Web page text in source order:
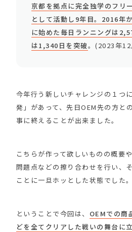
京都を拠点に完全独学のフリ
として活動し9年目。2016年
に始めた毎日ランニングは
は1,340日を突破。(2023年12
今年行う新しいチャレンジの１つ
発」があって、先日OEM先の方と
事に終えることが出来ました。
こちらが作って欲しいものの概要
問題点などの擦り合わせを行い、
ことに一旦ホッとした状態でした。
ということで今回は、 OEMでの商
どを全てクリアした戦いの舞台に